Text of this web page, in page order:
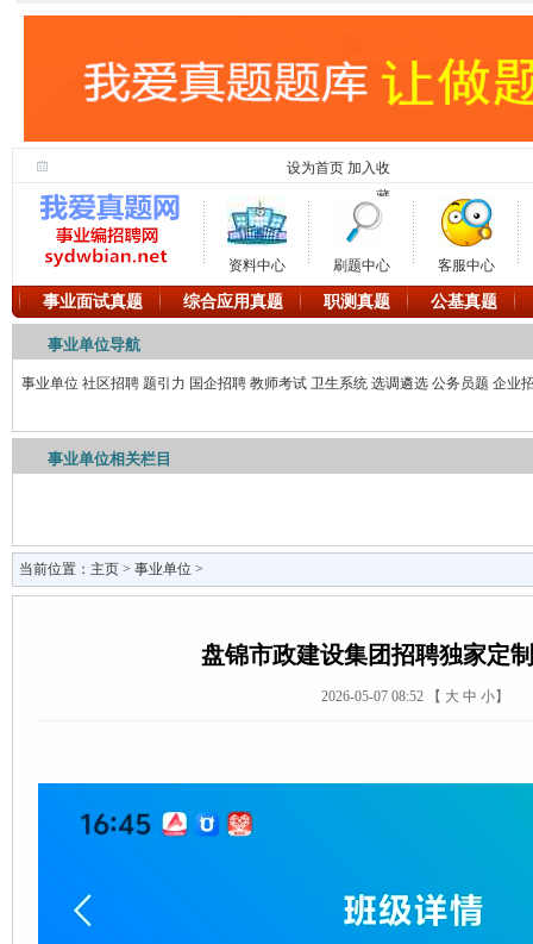
设为首页 加入收
藏
资料中心 刷题中心 客服中心
事业面试真题 综合应用真题 职测真题 公基真题
事业单位导航
事业单位 社区招聘 题引力 国企招聘 教师考试 卫生系统 选调遴选 公务员题 企业
事业单位相关栏目
当前位置： 主页 > 事业单位 >
盘锦市政建设集团招聘独家定
2026-05-07 08:52 【 大 中 小】